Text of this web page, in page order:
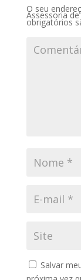
Assessoria
O seu
obrigatórios
Salvar